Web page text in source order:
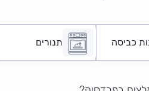
כביסה תנורים